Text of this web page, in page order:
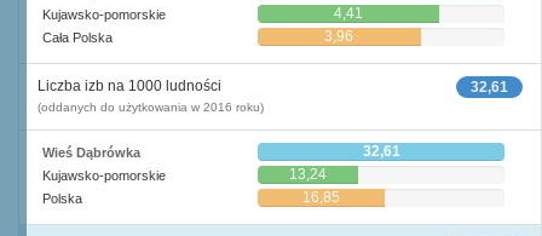
Kujawsko-pomorskie 4,41
Cała Polska 3,96
32,61
Liczba izb na 1000 ludności
(oddanych do użytkowania w 2016 roku)
Wieś Dąbrówka 32,61
Kujawsko-pomorskie 13,24
Polska 16,85